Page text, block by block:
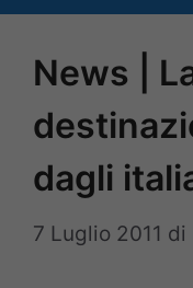
News |
dagli
7 Luglio 2011 di